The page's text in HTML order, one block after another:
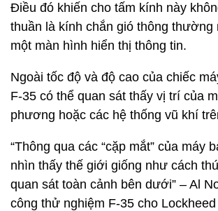
Điều đó khiến cho tấm kính này
thuần là kính chắn gió thông thường
một màn hình hiển thị thông tin.
Ngoài tốc độ và độ cao của chiếc
F-35 có thể quan sát thấy vị trí của
phương hoặc các hệ thống vũ khí
“Thông qua các “cặp mắt” của máy
nhìn thấy thế giới giống như cách
quan sát toàn cảnh bên dưới” – Al
công thử nghiệm F-35 cho